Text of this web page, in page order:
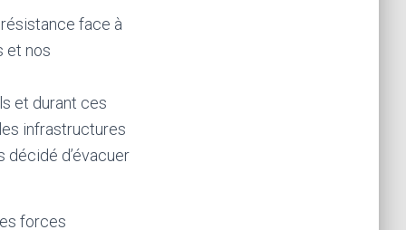
face à
et nos
et durant ces
infrastructures
décidé d’évacuer
forces